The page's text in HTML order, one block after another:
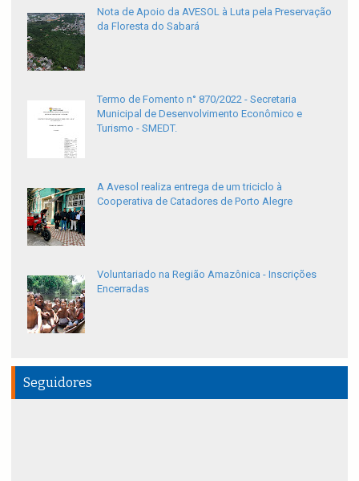
Nota de Apoio da AVESOL à Luta pela Preservação
da Floresta do Sabará
Termo de Fomento n° 870/2022 - Secretaria
Municipal de Desenvolvimento Econômico e
Turismo - SMEDT.
A Avesol realiza entrega de um triciclo à
Cooperativa de Catadores de Porto Alegre
Voluntariado na Região Amazônica - Inscrições
Encerradas
Seguidores